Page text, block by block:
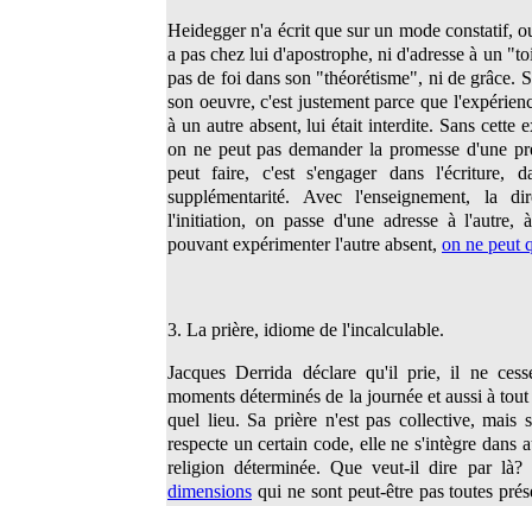
Heidegger n'a écrit que sur un mode constatif,
a pas chez lui d'apostrophe, ni d'adresse à un
pas de foi dans son "théorétisme", ni de grâce.
son oeuvre, c'est justement parce que
à un autre absent, lui était interdite. Sans cette
on ne peut pas demander la promesse d'une
peut faire, c'est s'engager dans l'écriture,
supplémentarité. Avec l'enseignement, la
l'initiation, on passe d'une adresse à l'autre,
pouvant expérimenter l'autre absent, on ne peut
3. La prière, idiome de l'incalculable.
Jacques Derrida déclare qu'il prie, il ne
moments déterminés de la journée et aussi à
quel lieu. Sa prière n'est pas collective, mais
respecte un certain code, elle ne s'intègre dans
religion déterminée. Que veut-il dire par
dimensions qui ne sont peut-être pas toutes